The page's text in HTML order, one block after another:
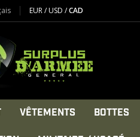
EUR/USD /CAD
VÊTEMENTS BOTTES